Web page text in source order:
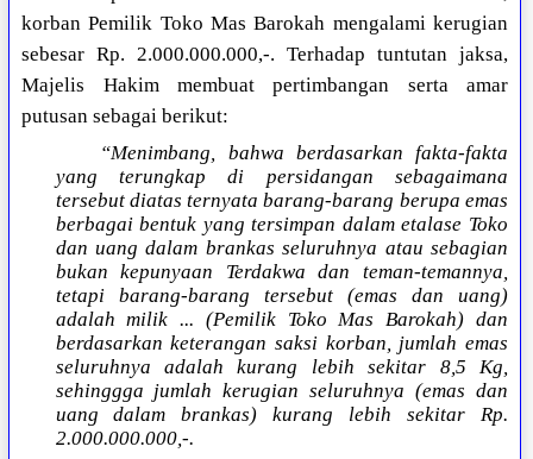
korban Pemilik Toko Mas Barokah mengalami kerugian
sebesar Rp. 2.000.000.000,-. Terhadap tuntutan jaksa,
Majelis Hakim membuat pertimbangan serta amar
putusan sebagai berikut:
“Menimbang, bahwa berdasarkan fakta-fakta
yang terungkap di persidangan sebagaimana
tersebut diatas ternyata barang-barang berupa emas
berbagai bentuk yang tersimpan dalam etalase Toko
dan uang dalam brankas seluruhnya atau sebagian
bukan kepunyaan Terdakwa dan teman-temannya,
tetapi barang-barang tersebut (emas dan uang)
adalah milik ... (Pemilik Toko Mas Barokah) dan
berdasarkan keterangan saksi korban, jumlah emas
seluruhnya adalah kurang lebih sekitar 8,5 Kg,
sehinggga jumlah kerugian seluruhnya (emas dan
uang dalam brankas) kurang lebih sekitar Rp.
2.000.000.000,-.